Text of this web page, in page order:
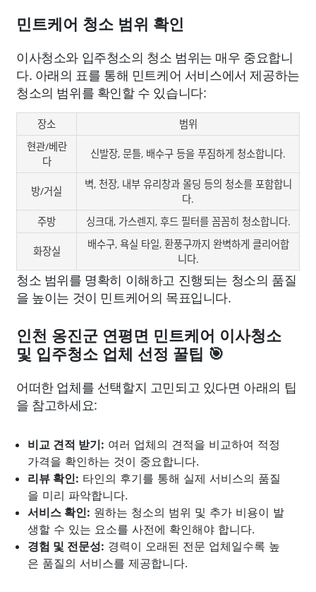
민트케어 청소 범위 확인
이사청소와 입주청소의 청소 범위는 매우 중요합니
다. 아래의 표를 통해 민트케어 서비스에서 제공하는
청소의 범위를 확인할 수 있습니다:
장소
범위
현관/베란
다
신발장, 문틀, 배수구 등을 푸짐하게 청소합니다.
방/거실
벽, 천장, 내부 유리창과 몰딩 등의 청소를 포함합니
다.
주방
싱크대, 가스렌지, 후드 필터를 꼼꼼히 청소합니다.
화장실
배수구, 욕실 타일, 환풍구까지 완벽하게 클리어합
니다.
청소 범위를 명확히 이해하고 진행되는 청소의 품질
을 높이는 것이 민트케어의 목표입니다.
인천 옹진군 연평면 민트케어 이사청소
및 입주청소 업체 선정 꿀팁 🎯
어떠한 업체를 선택할지 고민되고 있다면 아래의 팁
을 참고하세요:
비교 견적 받기: 여러 업체의 견적을 비교하여 적정
가격을 확인하는 것이 중요합니다.
리뷰 확인: 타인의 후기를 통해 실제 서비스의 품질
을 미리 파악합니다.
서비스 확인: 원하는 청소의 범위 및 추가 비용이 발
생할 수 있는 요소를 사전에 확인해야 합니다.
경험 및 전문성: 경력이 오래된 전문 업체일수록 높
은 품질의 서비스를 제공합니다.